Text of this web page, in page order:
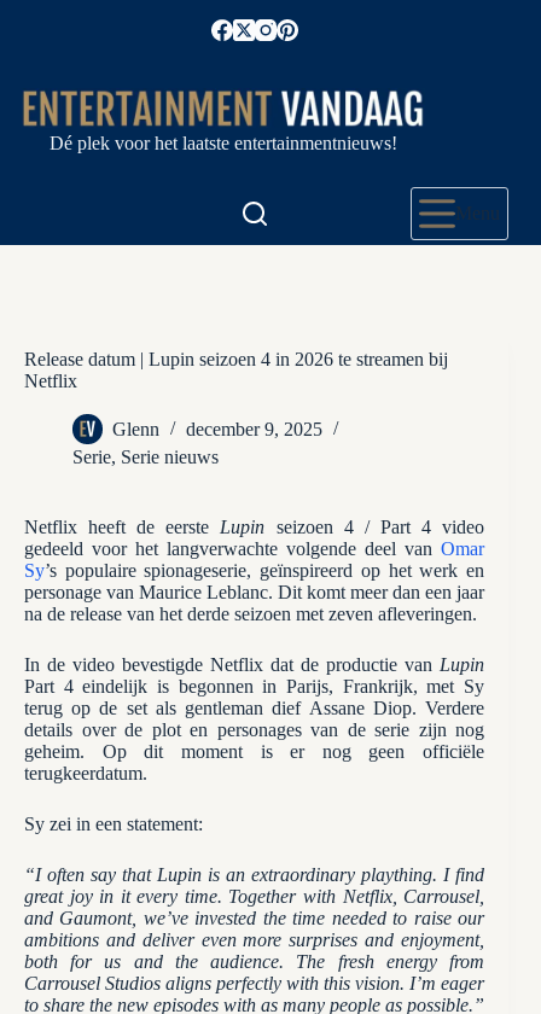
Dé plek voor het laatste entertainmentnieuws!
Menu
Release datum | Lupin seizoen 4 in 2026 te streamen bij
Netflix
Glenn
december 9, 2025
Serie, Serie nieuws
Netflix heeft de eerste Lupin seizoen 4 / Part 4 video
gedeeld voor het langverwachte volgende deel vanOmar
Sy’s populaire spionageserie, geïnspireerd op het werk en
personage van Maurice Leblanc. Dit komt meer dan een jaar
na de release van het derde seizoen met zeven afleveringen.
In de video bevestigde Netflix dat de productie van Lupin
Part 4 eindelijk is begonnen in Parijs, Frankrijk, met Sy
terug op de set als gentleman dief Assane Diop. Verdere
details over de plot en personages van de serie zijn nog
geheim. Op dit moment is er nog geen officiële
terugkeerdatum.
Sy zei in een statement:
“I often say that Lupin is an extraordinary plaything. I find
great joy in it every time. Together with Netflix, Carrousel,
and Gaumont, we’ve invested the time needed to raise our
ambitions and deliver even more surprises and enjoyment,
both for us and the audience. The fresh energy from
Carrousel Studios aligns perfectly with this vision. I’m eager
to share the new episodes with as many people as possible.”